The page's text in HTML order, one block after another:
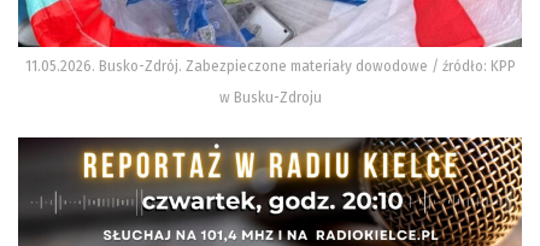
11.05.2026. Busko-Zdrój. Zabezpieczone materiały dowodowe / źródło: KPP
w Busku-Zdroju